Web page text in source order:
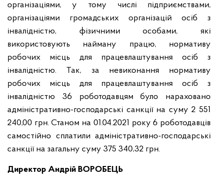
організаціями, у тому числі підприємствами,
організаціями громадських організацій осіб з
інвалідністю, фізичними особами, які
використовують найману працю, нормативу
робочих місць для працевлаштування осіб з
інвалідністю. Так, за невиконання нормативу
робочих місць для працевлаштування осіб з
інвалідністю 36 роботодавцям було нараховано
адміністративно-господарські санкції на суму 2 551
240,00 грн. Станом на 01.04.2021 року 6 роботодавців
самостійно сплатили адміністративно-господарські
санкції на загальну суму 375 340,32 грн.
Директор Андрій ВОРОБЕЦЬ